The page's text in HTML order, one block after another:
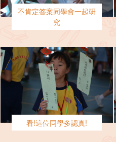
不肯定答案同學會一起研
究
看!這位同學多認真!